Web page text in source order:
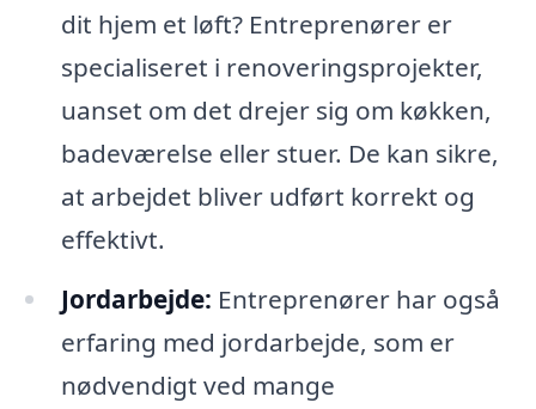
dit hjem et løft? Entreprenører er
specialiseret i renoveringsprojekter,
uanset om det drejer sig om køkken,
badeværelse eller stuer. De kan sikre,
at arbejdet bliver udført korrekt og
effektivt.
Jordarbejde: Entreprenører har også
erfaring med jordarbejde, som er
nødvendigt ved mange